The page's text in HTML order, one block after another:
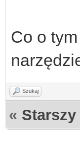
Co o
Szukaj
«